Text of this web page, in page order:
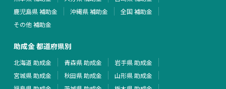
鹿児島県 補助金
沖縄県 補助金
全国 補助金
その他 補助金
助成金 都道府県別
北海道 助成金 青森県 助成金
岩手県 助成金
宮城県 助成金
秋田県 助成金
山形県 助成金